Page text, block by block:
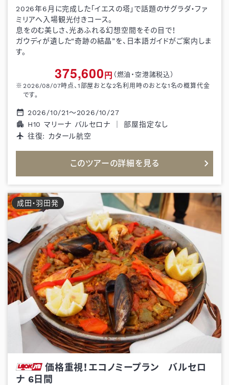
2026年6月に完成した「イエスの塔」で話題のサグラダ・ファ
ミリアへ入場観光付きコース。
息をのむ美しさ、光あふれる幻想空間をその目で！
ガウディが遺した“奇跡の結晶”を、日本語ガイドがご案内しま
す。
375,600 円 （燃油・空港諸税込）
2026/08/07時点、1部屋おとな2名利用時のおとな1名の概算代金
です。
2026/10/21～2026/10/27
H10 マリーナ バルセロナ ｜部屋指定なし
往復: カタール航空
このツアーの詳細を見る
価格重視！エコノミープラン バルセロ
ナ 6 日間
成田・羽田発